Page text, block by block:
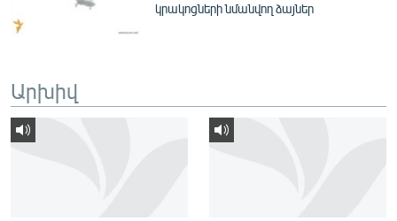
ԲԱՆԱՎԵՃ
Հայերեն
կրակոցների նմանվող ձայներ
Արխիվ